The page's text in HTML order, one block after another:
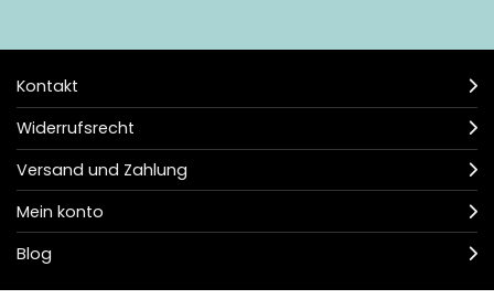
Kontakt
Widerrufsrecht
Versand und Zahlung
Mein konto
Blog